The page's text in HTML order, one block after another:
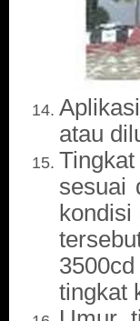
atau
sesuai
tingkat